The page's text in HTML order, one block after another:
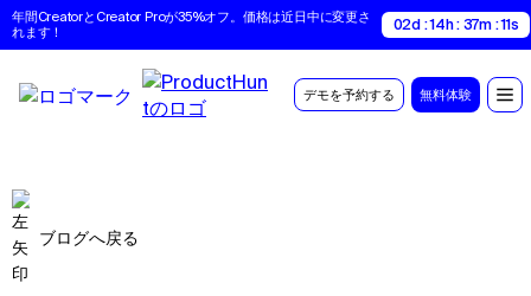
年間CreatorとCreator Proが35%オフ。価格は近日中に変更さ
れます！
02d : 14h : 37m : 09s
デモを予約する 無料体験
ブログへ戻る